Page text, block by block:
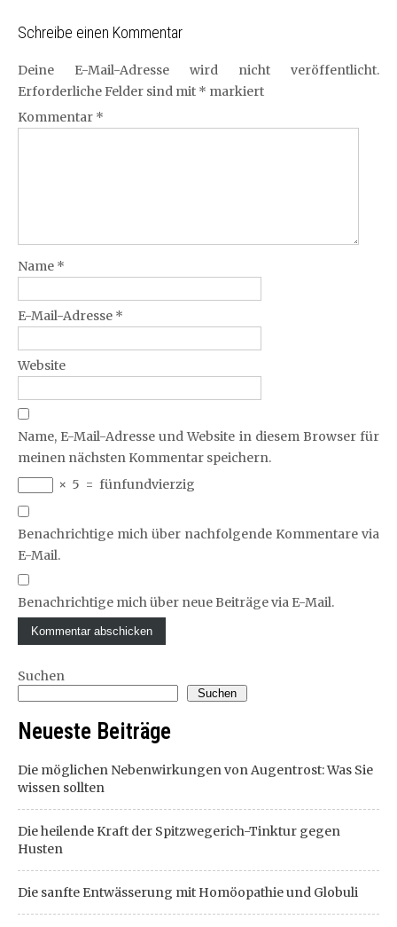
Schreibe einen Kommentar
Deine E-Mail-Adresse wird nicht veröffentlicht.
Erforderliche Felder sind mit * markiert
Kommentar *
Name *
E-Mail-Adresse *
Website
Name, E-Mail-Adresse und Website in diesem Browser für
meinen nächsten Kommentar speichern.
× 5 = fünfundvierzig
Benachrichtige mich über nachfolgende Kommentare via
E-Mail.
Benachrichtige mich über neue Beiträge via E-Mail.
Suchen
Suchen
Neueste Beiträge
Die möglichen Nebenwirkungen von Augentrost: Was Sie
wissen sollten
Die heilende Kraft der Spitzwegerich-Tinktur gegen
Husten
Die sanfte Entwässerung mit Homöopathie und Globuli